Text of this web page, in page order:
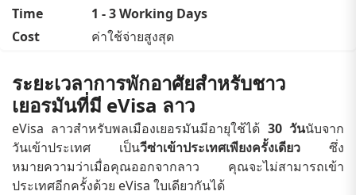
1 - 3 Working Days
ค่าใช้จ่ายสูงสุด
ระยะเวลาการพักอาศัยสำหรับชาว
เยอรมันที่มี eVisa ลาว
eVisa ลาวสำหรับพลเมืองเยอรมันมีอายุใช้ได้ 30 วันนับจาก
วันเข้าประเทศ เป็นวีซ่าเข้าประเทศเพียงครั้งเดียว ซึ่ง
หมายความว่าเมื่อคุณออกจากลาว คุณจะไม่สามารถเข้า
ประเทศอีกครั้งด้วย eVisa ใบเดียวกันได้